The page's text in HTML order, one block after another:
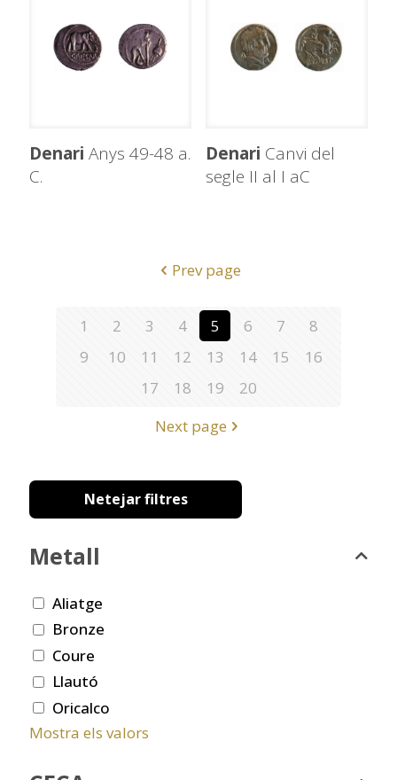
Denari Anys 49-48 a.
C.
Denari Canvi del
segle II al I aC
Prev page
1 2 3 4 5 6 7
8
9
10 11 12 13 14 15
16
17
18 19
20
Next page
Netejar filtres
Metall
Aliatge
Bronze
Coure
Llautó
Oricalco
Mostra els valors